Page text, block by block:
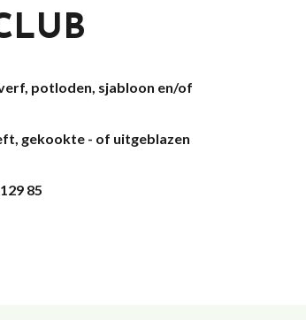
potloden, sjabloon en/of
gekookte - of uitgeblazen
85